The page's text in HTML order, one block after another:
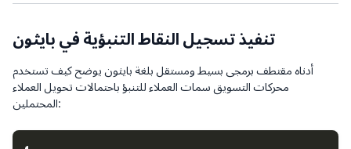
تنفيذ تسجيل النقاط التنبؤية في بايثون
أدناه مقتطف برمجى بسيط ومستقل بلغة بايثون يوضح كيف تستخدم
محركات التسويق سمات العملاء للتنبؤ باحتمالات تحويل العملاء
المحتملين: